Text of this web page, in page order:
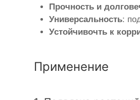
Прочность и
Универсальность:
Устойчивочть к
Применение